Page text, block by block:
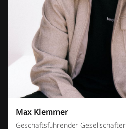
Max Klemmer
Geschäftsführender Gesellschafter